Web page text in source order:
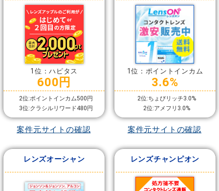
1位：ハピタス
600円
2位:ポイントインカム500円
3位:クラシルリワード480円
案件元サイトの確認
1位：ポイントインカム
3.6%
2位:ちょびリッチ3.0%
2位:アメフリ3.0%
案件元サイトの確認
レンズオーシャン レンズチャンピオン